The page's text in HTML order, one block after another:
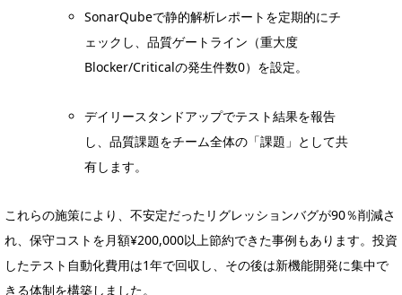
SonarQubeで静的解析レポートを定期的にチ
ェックし、品質ゲートライン（重大度
Blocker/Criticalの発生件数0）を設定。
デイリースタンドアップでテスト結果を報告
し、品質課題をチーム全体の「課題」として共
有します。
これらの施策により、不安定だったリグレッションバグが90％削減さ
れ、保守コストを月額¥200,000以上節約できた事例もあります。投資
したテスト自動化費用は1年で回収し、その後は新機能開発に集中で
きる体制を構築しました。